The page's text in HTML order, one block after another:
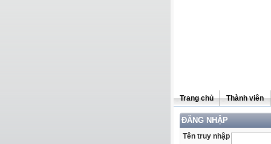
Trang chủ Thành viên
ĐĂNG NHẬP
Tên truy nhập